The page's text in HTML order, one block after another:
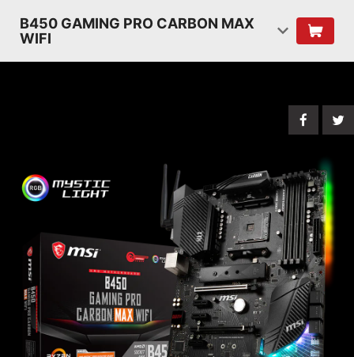
B450 GAMING PRO CARBON MAX
WIFI